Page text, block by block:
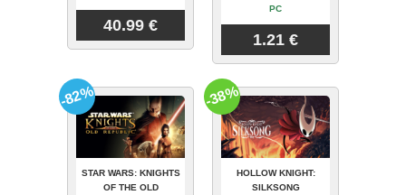
40.99 €
PC
1.21 €
STAR WARS: KNIGHTS
OF THE OLD
-82%
HOLLOW KNIGHT:
SILKSONG
-38%